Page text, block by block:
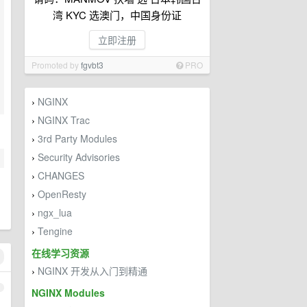
湾 KYC 选澳门，中国身份证
立即注册
Promoted byfgvbt3 PRO
› NGINX
› NGINX Trac
› 3rd Party Modules
› Security Advisories
› CHANGES
› OpenResty
› ngx_lua
› Tengine
在线学习资源
› NGINX 开发从入门到精通
NGINX Modules